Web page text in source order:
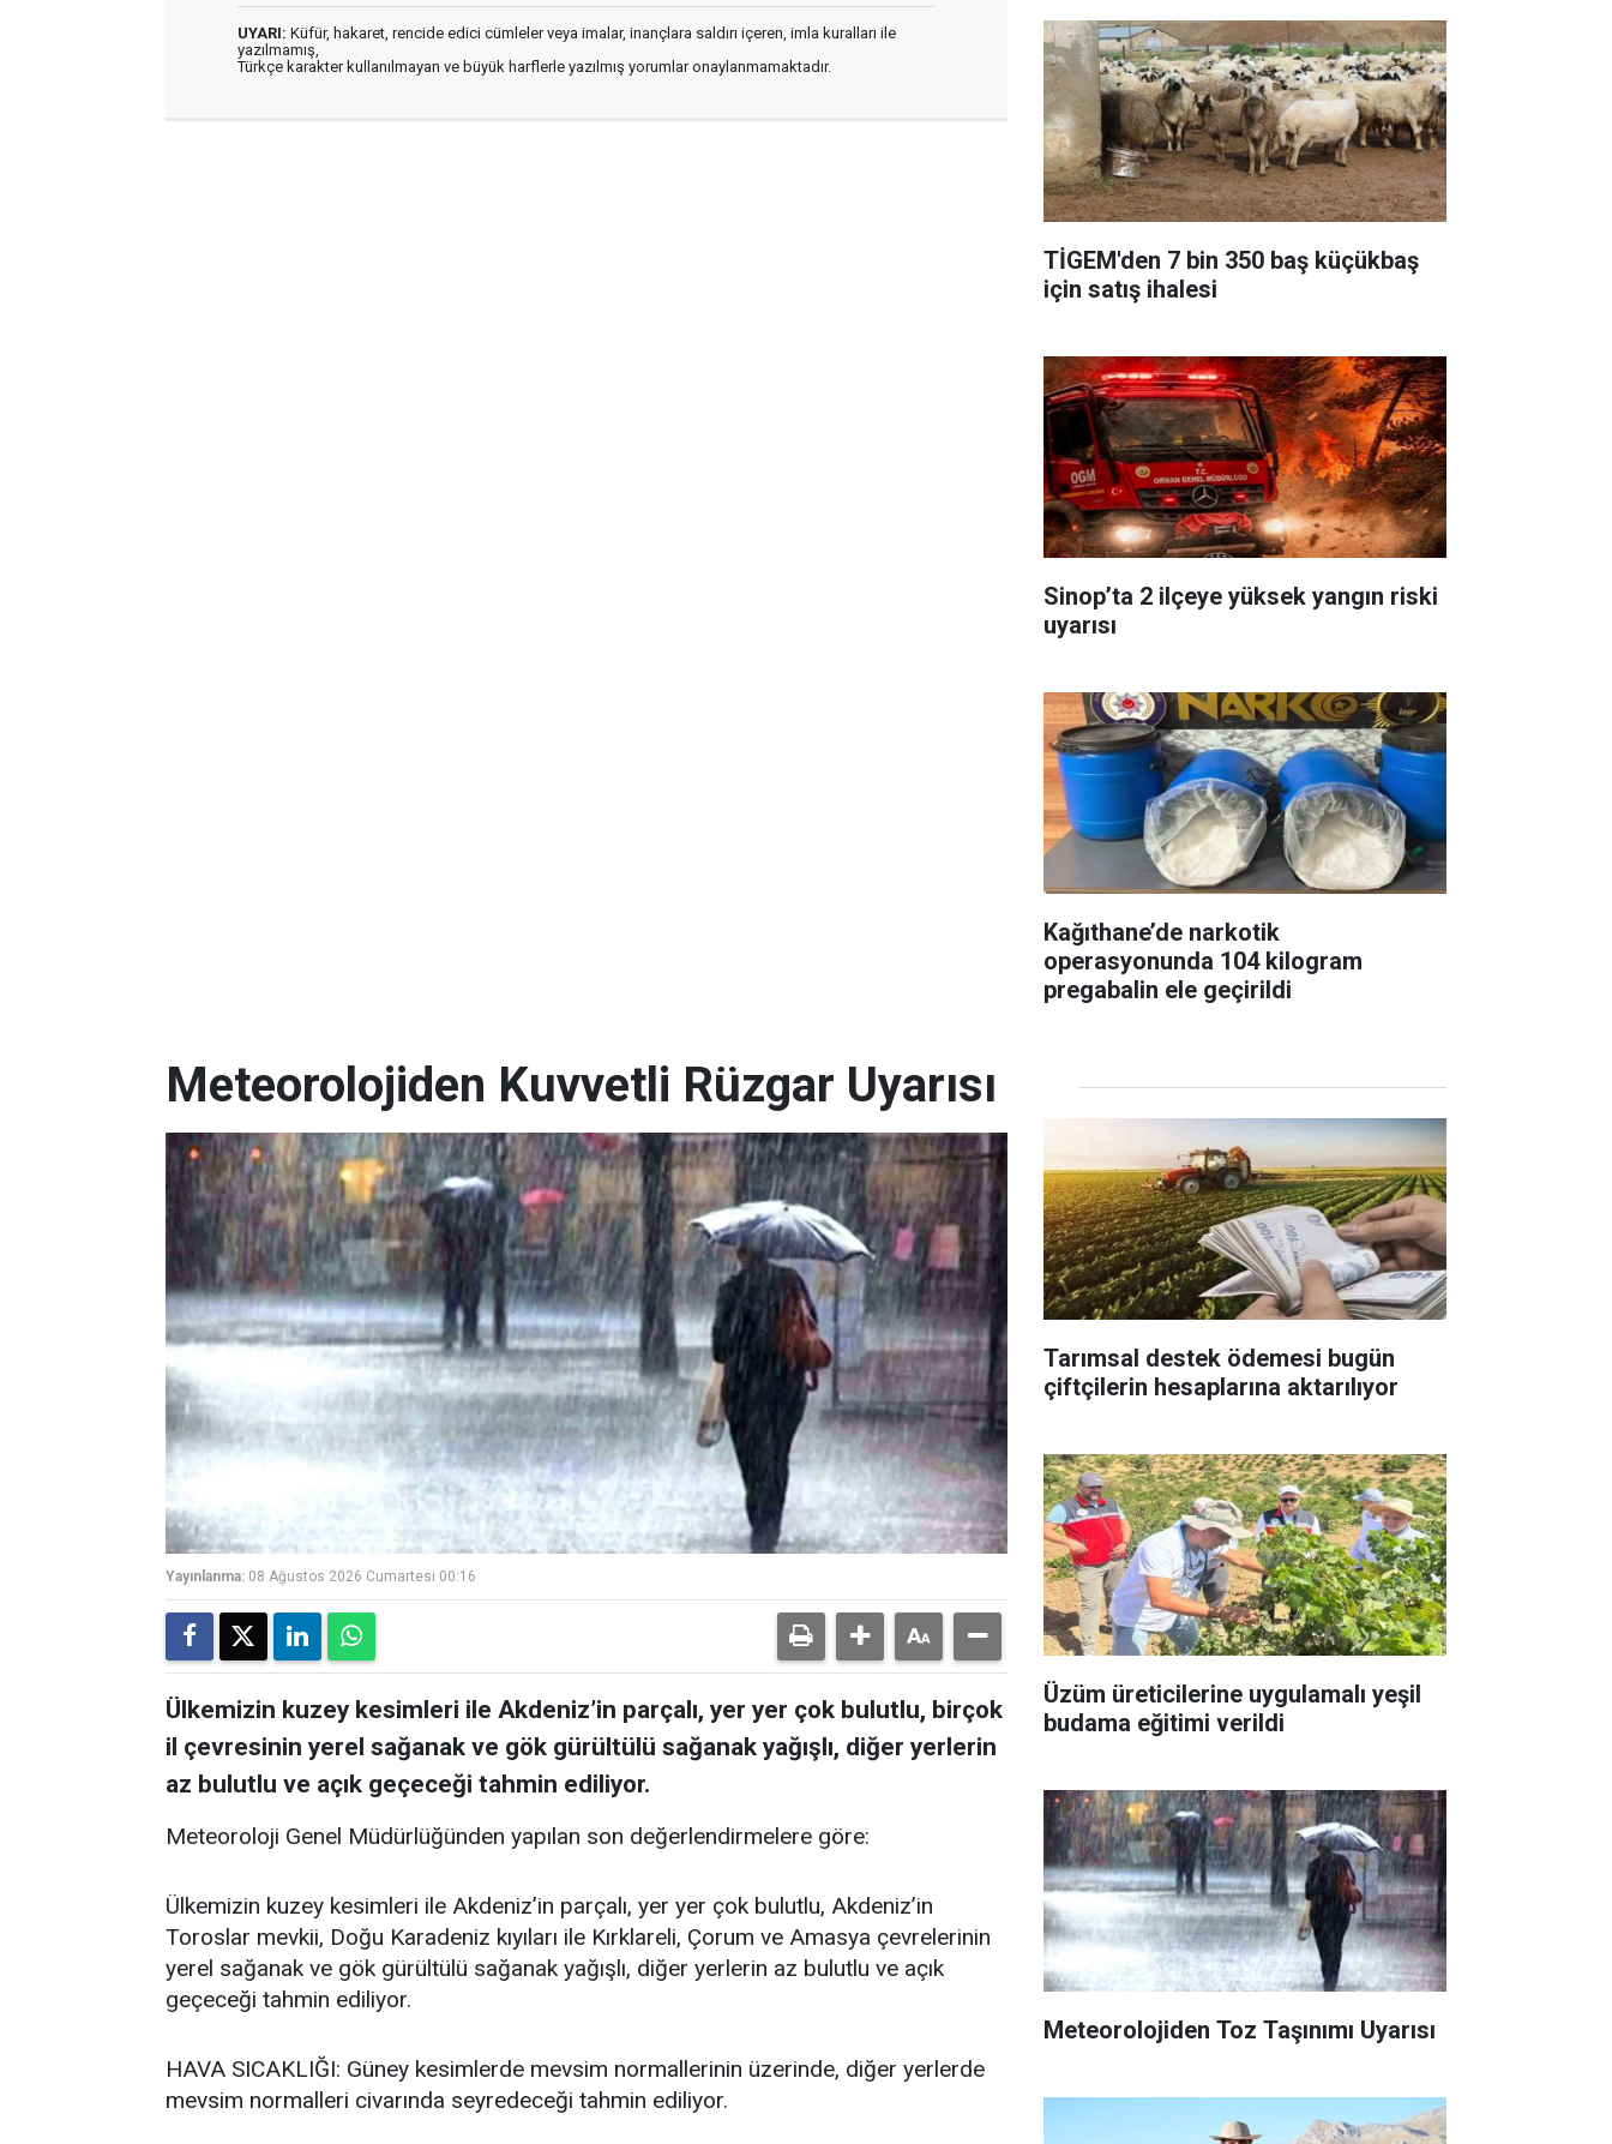
UYARI: Küfür, hakaret, rencide edici cümleler veya imalar, inançlara saldırı içeren, imla kuralları ile
yazılmamış,
Türkçe karakter kullanılmayan ve büyük harflerle yazılmış yorumlar onaylanmamaktadır.
TİGEM'den 7 bin 350 baş küçükbaş
için satış ihalesi
Sinop’ta 2 ilçeye yüksek yangın riski
uyarısı
Kağıthane’de narkotik
operasyonunda 104 kilogram
pregabalin ele geçirildi
Meteorolojiden Kuvvetli Rüzgar Uyarısı
Yayınlanma: 08 Ağustos 2026 Cumartesi 00:16
Ülkemizin kuzey kesimleri ile Akdeniz’in parçalı, yer yer çok bulutlu, birçok
il çevresinin yerel sağanak ve gök gürültülü sağanak yağışlı, diğer yerlerin
az bulutlu ve açık geçeceği tahmin ediliyor.
Meteoroloji Genel Müdürlüğünden yapılan son değerlendirmelere göre:
Ülkemizin kuzey kesimleri ile Akdeniz’in parçalı, yer yer çok bulutlu, Akdeniz’in
Toroslar mevkii, Doğu Karadeniz kıyıları ile Kırklareli, Çorum ve Amasya çevrelerinin
yerel sağanak ve gök gürültülü sağanak yağışlı, diğer yerlerin az bulutlu ve açık
geçeceği tahmin ediliyor.
HAVA SICAKLIĞI: Güney kesimlerde mevsim normallerinin üzerinde, diğer yerlerde
mevsim normalleri civarında seyredeceği tahmin ediliyor.
Tarımsal destek ödemesi bugün
çiftçilerin hesaplarına aktarılıyor
Üzüm üreticilerine uygulamalı yeşil
budama eğitimi verildi
Meteorolojiden Toz Taşınımı Uyarısı